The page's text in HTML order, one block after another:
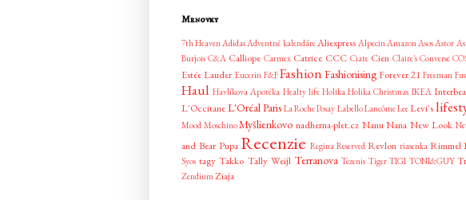
Menovky
7th Heaven Adidas Adventné kalendáreAliexpress Alpecin Amazon Asos Astor
Burjois C&A Calliope Carmex Catrice CCC Ciate Cien Claire's Converse
Estée Lauder Eucerin F&FFashion Fashionising Forever 21 Freeman
Haul Havlíkova Apotéka Healty life Holika Holika Christmas IKEA
L'OccitaneL'Oréal Paris La Roche Posay LabelloLancômeLeeLevi's
Mood MoschinoMyšlienkovo nadherna-plet.cz Nanu Nana New Look
and Bear Pupa Recenzie Regina Reserved Revlon riasenka Rimmel
Syos tagy Takko Tally Weijl Terranova Tezenis Tiger TIGI TONI&GUY
Zendium Ziaja